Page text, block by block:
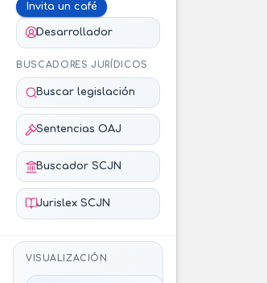
Invita un café
Desarrollador
BUSCADORES JURÍDICOS
Buscar legislación
Sentencias OAJ
Buscador SCJN
Jurislex SCJN
VISUALIZACIÓN